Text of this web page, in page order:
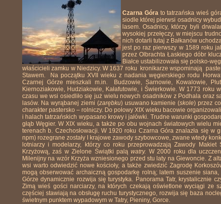
Czarna Górato tatrzańska wieś
siodle której pierwsi osadnicy
lasem. Osadnicy, którzy byli
wysokiej przełęczy, w miejscu
nich dotarli tutaj z Bałkanów
jest po raz pierwszy w 1589 roku
przez Olbrachta Łaskiego dóbr
Białce ustabilizowała się polsko-
właścicieli zamku w Niedzicy. W 1637 roku
kronikarze wspominają
Stawem.
Na początku XVII wieku z nadania węgierskiego rodu
Czarnej Górze mieszkali m.in.
Budzowie, Sarnowie, Kowalowie,
Kiernoziakowie, Hudziakowie, Kałafutowie, i Świerkowie. W 1773 roku
czasu we wsi osiedliło się już wielu nowych osadników z Podhala oraz
lasów. Na wyrąbanej ziemi (zarębku) usuwano kamienie (skole) przez
charakter pastersko – rolniczy. Do połowy XIX wieku bacowie
i halach tatrzańskich wypasano krowy i jałówki. Trudne warunki
głąb Węgier. W XIX wieku, a także po obu wojnach światowych wielu
terenach b. Czechosłowacji. W 1920 roku Czarna Góra znalazła się
npm) rozegrane zostały I krajowe zawody szybowcowe, zwane wtedy
lotniarzy i modelarzy, którzy co roku przeprowadzają Zawody
Krzyżową, zaś w Zielone Świątki paląwatry. W 2000 roku dla
Milenijny na wzór Krzyża wzniesionego przed stu laty na Giewoncie. Z
wsi warto odwiedzić nowe kościoły, a także zwiedzić Zagrodę
mogą obserwować archaiczną gospodarkę rolną; latem suszenie
Górze dynamicznie rozwija się turystyka. Panorama Tatr, krystalicznie
Zimą wieś gości narciarzy, na których czekają oświetlone wyciągi ze
częściej stawiają na obsługę ruchu turystycznego, rozwija się baza
świetnym punktem wypadowym w Tatry, Pieniny, Gorce.